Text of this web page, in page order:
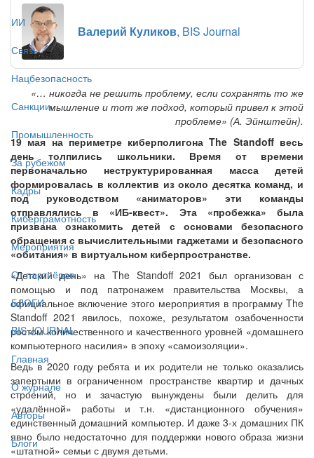
ИИ
Связь
Нацбезопасность
Санкции
Промышленность
За рубежом
Кадры
Киберграмотность
Мероприятия
От партнёров
БЛОГИ
BIS JOURNAL
Главная
О журнале
Авторы
Блоги
Валерий Куликов, BIS Journal
«… никогда не решить проблему, если сохранять то же
мышление и тот же подход, который привел к этой
проблеме» (А. Эйнштейн).
19 мая на периметре киберполигона The Standoff весь
день толпились школьники. Время от времени
первоначально неструктурированная масса детей
формировалась в коллектив из около десятка команд, и
под руководством «аниматоров» эти команды
отправлялись в «ИБ-квест». Эта «пробежка» была
призвана ознакомить детей с основами безопасного
обращения с вычислительными гаджетами и безопасного
«обитания» в виртуальном киберпространстве.
«Детский день» на The Standoff 2021 был организован с
помощью и под патронажем правительства Москвы, а
официальное включение этого мероприятия в программу The
Standoff 2021 явилось, похоже, результатом озабоченности
ростом количественного и качественного уровней «домашнего
компьютерного насилия» в эпоху «самоизоляции».
Ведь в 2020 году ребята и их родители не только оказались
запертыми в ограниченном пространстве квартир и дачных
строений, но и зачастую вынуждены были делить для
«удалённой» работы и т.н. «дистанционного обучения»
единственный домашний компьютер. И даже 3-х домашних ПК
явно было недостаточно для поддержки нового образа жизни
«штатной» семьи с двумя детьми.